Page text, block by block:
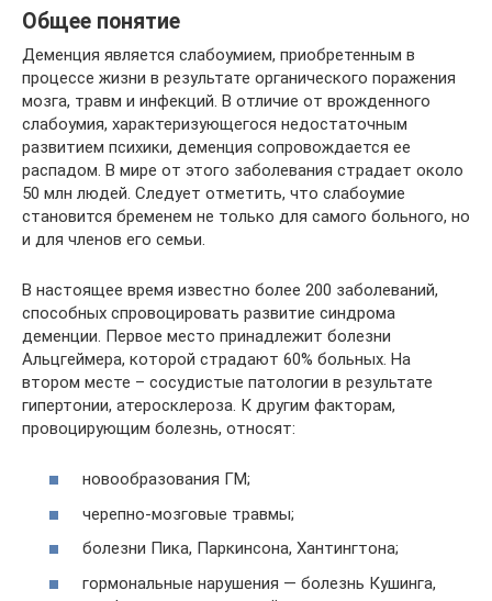
Общее понятие
Деменция является слабоумием, приобретенным в
процессе жизни в результате органического поражения
мозга, травм и инфекций. В отличие от врожденного
слабоумия, характеризующегося недостаточным
развитием психики, деменция сопровождается ее
распадом. В мире от этого заболевания страдает около
50 млн людей. Следует отметить, что слабоумие
становится бременем не только для самого больного, но
и для членов его семьи.
В настоящее время известно более 200 заболеваний,
способных спровоцировать развитие синдрома
деменции. Первое место принадлежит болезни
Альцгеймера, которой страдают 60% больных. На
втором месте – сосудистые патологии в результате
гипертонии, атеросклероза. К другим факторам,
провоцирующим болезнь, относят:
новообразования ГМ;
черепно-мозговые травмы;
болезни Пика, Паркинсона, Хантингтона;
гормональные нарушения — болезнь Кушинга,